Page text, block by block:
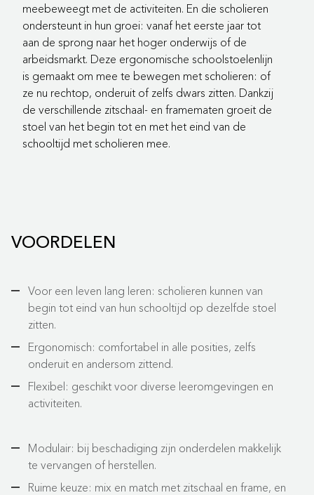
meebeweegt met de activiteiten. En die scholieren
ondersteunt in hun groei: vanaf het eerste jaar tot
aan de sprong naar het hoger onderwijs of de
arbeidsmarkt. Deze ergonomische schoolstoelenlijn
is gemaakt om mee te bewegen met scholieren: of
ze nu rechtop, onderuit of zelfs dwars zitten. Dankzij
de verschillende zitschaal- en framematen groeit de
stoel van het begin tot en met het eind van de
schooltijd met scholieren mee.
VOORDELEN
Voor een leven lang leren: scholieren kunnen van
begin tot eind van hun schooltijd op dezelfde stoel
zitten.
Ergonomisch: comfortabel in alle posities, zelfs
onderuit en andersom zittend.
Flexibel: geschikt voor diverse leeromgevingen en
activiteiten.
Modulair: bij beschadiging zijn onderdelen makkelijk
te vervangen of herstellen.
Ruime keuze: mix en match met zitschaal en frame, en